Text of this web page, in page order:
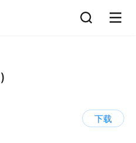
下载